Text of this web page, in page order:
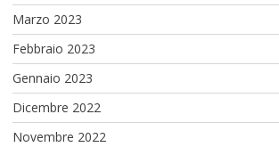
Marzo 2023
Febbraio 2023
Gennaio 2023
Dicembre 2022
Novembre 2022